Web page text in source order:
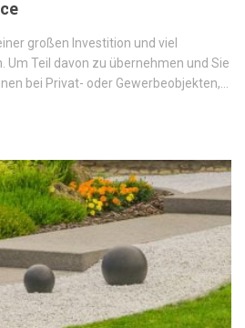
großen Investition und viel
Teil davon zu übernehmen und Sie
bei Privat- oder Gewerbeobjekten,…